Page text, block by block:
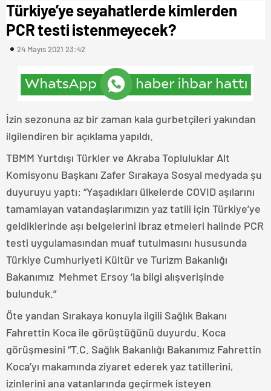
Türkiye’ye seyahatlerde kimlerden
PCR testi istenmeyecek?
24 Mayıs 2021 23:42
İzin sezonuna az bir zaman kala gurbetçileri yakından
ilgilendiren bir açıklama yapıldı.
TBMM Yurtdışı Türkler ve Akraba Topluluklar Alt
Komisyonu Başkanı Zafer Sırakaya Sosyal medyada şu
duyuruyu yaptı: “Yaşadıkları ülkelerde COVID aşılarını
tamamlayan vatandaşlarımızın yaz tatili için Türkiye’ye
geldiklerinde aşı belgelerini ibraz etmeleri halinde PCR
testi uygulamasından muaf tutulmasını hususunda
Türkiye Cumhuriyeti Kültür ve Turizm Bakanlığı
Bakanımız Mehmet Ersoy ‘la bilgi alışverişinde
bulunduk.”
Öte yandan Sırakaya konuyla ilgili Sağlık Bakanı
Fahrettin Koca ile görüştüğünü duyurdu. Koca
görüşmesini “T.C. Sağlık Bakanlığı Bakanımız Fahrettin
Koca’yı makamında ziyaret ederek yaz tatillerini,
izinlerini ana vatanlarında geçirmek isteyen